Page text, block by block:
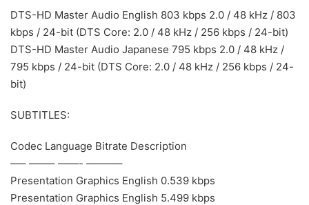
DTS-HD Master Audio English 803 kbps 2.0 / 48 kHz / 803
kbps / 24-bit (DTS Core: 2.0 / 48 kHz / 256 kbps / 24-bit)
DTS-HD Master Audio Japanese 795 kbps 2.0 / 48 kHz /
795 kbps / 24-bit (DTS Core: 2.0 / 48 kHz / 256 kbps / 24-
bit)
SUBTITLES:
Codec Language Bitrate Description
—– ——– ——- ———–
Presentation Graphics English 0.539 kbps
Presentation Graphics English 5.499 kbps